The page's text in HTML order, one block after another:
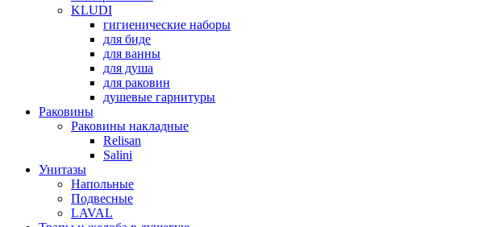
KLUDI
гигиенические наборы
для биде
для ванны
для душа
для раковин
душевые гарнитуры
Раковины
Раковины накладные
Relisan
Salini
Унитазы
Напольные
Подвесные
LAVAL